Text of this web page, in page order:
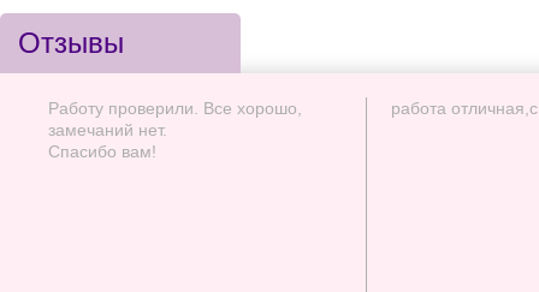
Отзывы
Работу проверили. Все хорошо,
замечаний нет.
Спасибо вам!
работа